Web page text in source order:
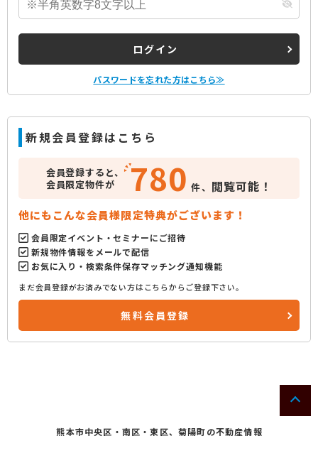
ログイン
パスワードを忘れた方はこちら≫
新規会員登録はこちら
会員登録すると、
会員限定物件が
780 件、 閲覧可能！
他にもこんな会員様限定特典がございます！
会員限定イベント・セミナーにご招待
新規物件情報をメールで配信
お気に入り・検索条件保存マッチング通知機能
まだ会員登録がお済みでない方はこちらからご登録下さい。
無料会員登録
熊本市中央区・南区・東区、菊陽町の不動産情報